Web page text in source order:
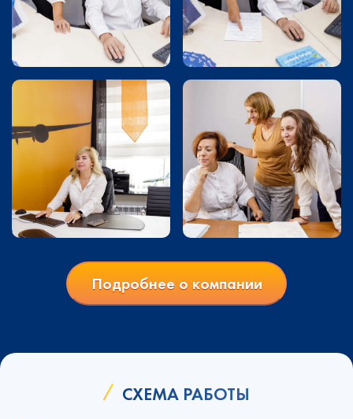
Подробнее о компании
СХЕМА РАБОТЫ